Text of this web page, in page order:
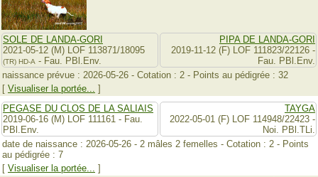
SOLE DE LANDA-GORI
2021-05-12 (M) LOF 113871/18095
(TR) HD-A - Fau. PBl.Env.
PIPA DE LANDA-GORI
2019-11-12 (F) LOF 111823/22126 -
Fau. PBl.Env.
naissance prévue : 2026-05-26 - Cotation : 2 - Points au pédigrée : 32
[ Visualiser la portée... ]
PEGASE DU CLOS DE LA SALIAIS
2019-06-16 (M) LOF 111161 - Fau.
PBl.Env.
TAYGA
2022-05-01 (F) LOF 114948/22423 -
Noi. PBl.TLi.
date de naissance : 2026-05-26 - 2 mâles 2 femelles - Cotation : 2 - Points
au pédigrée : 7
[ Visualiser la portée... ]